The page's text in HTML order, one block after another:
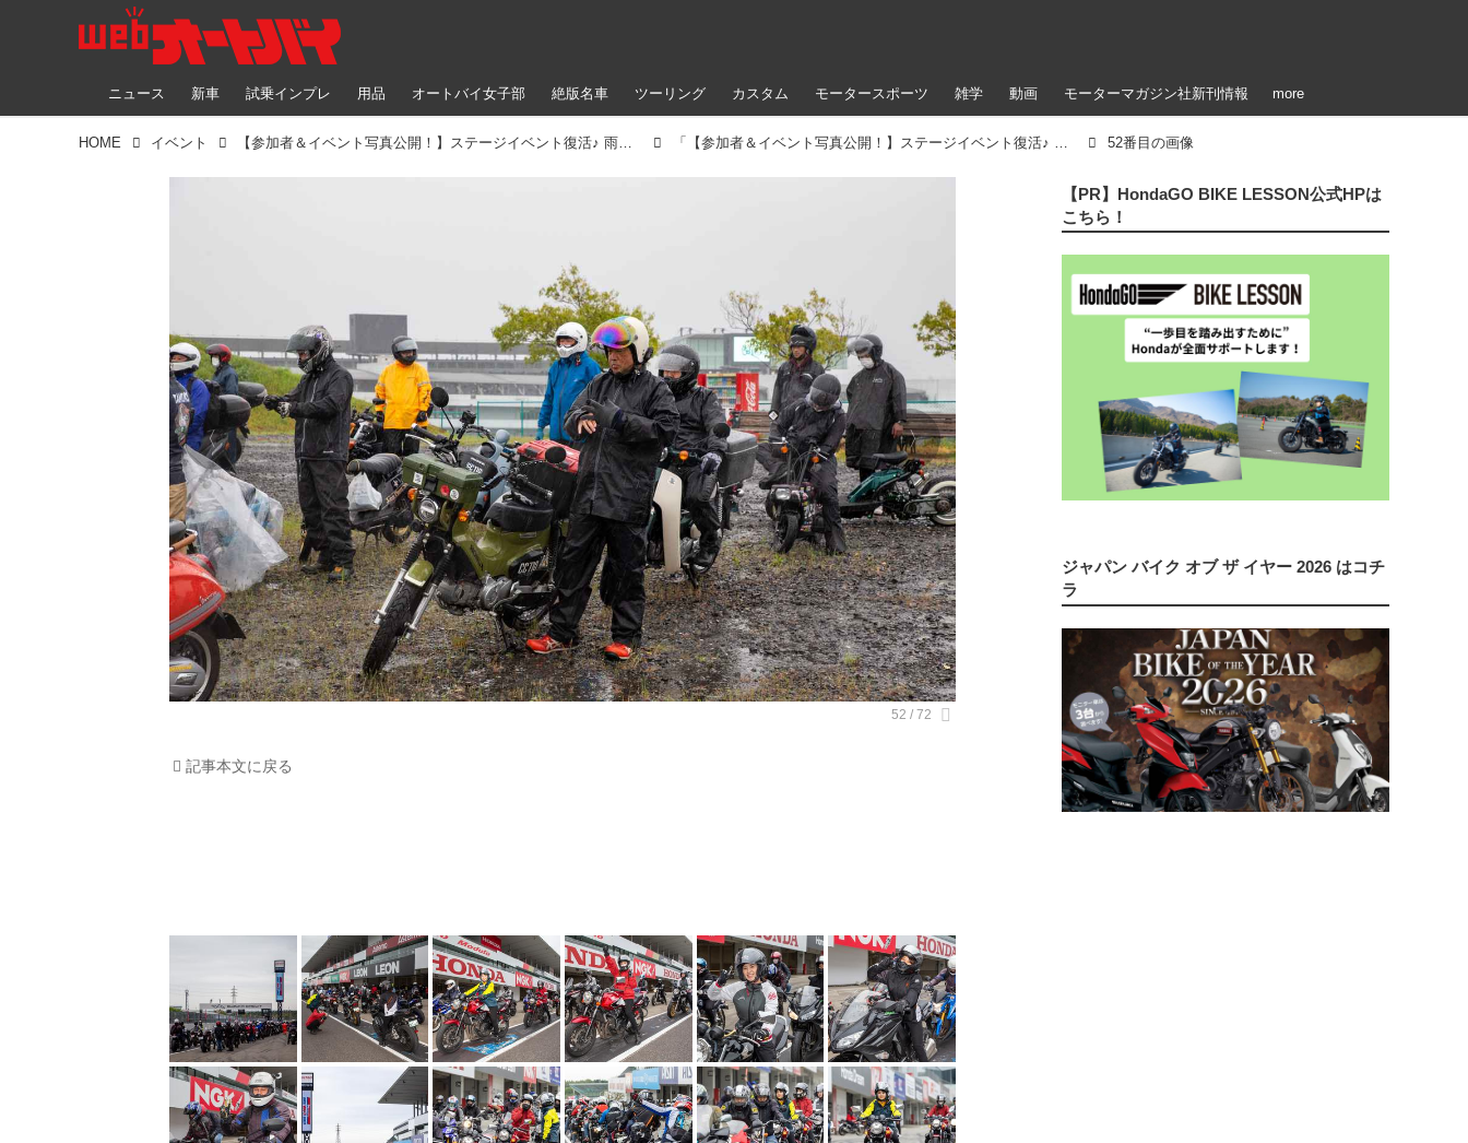
ニュース 新車 試乗インプレ 用品 オートバイ女子部 絶版名車 ツーリング カスタム モータースポーツ 雑学 動画 モーターマガジン社新刊情報 more
HOME イベント 【参加者＆イベント写真公開！】ステージイベント復活♪ 雨のアップガレージライダースBIKE!BIKE!BIKE2022（梅本まどか） 「【参加者＆イベント写真公開！】ステージイベント復活♪ 雨のアップガレージライダースBIKE!BIKE!BIKE2022（梅本まどか）」のアルバム 52番目の画像
記事本文に戻る
【PR】HondaGO BIKE LESSON公式HPは
こちら！
ジャパン バイク オブ ザ イヤー 2026 はコチ
ラ